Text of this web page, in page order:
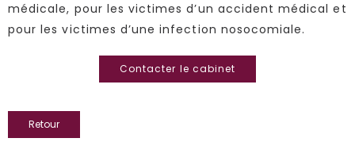
médicale, pour les victimes d’un accident médical et
pour les victimes d’une infection nosocomiale.
Contacter le cabinet
Retour